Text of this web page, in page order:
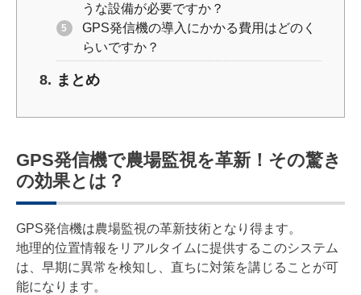
うな設備が必要ですか？
GPS発信機の導入にかかる費用はどのく
らいですか？
まとめ
GPS発信機で農場監視を革新！その驚き
の効果とは？
GPS発信機は農場監視の革新技術となり得ます。
地理的位置情報をリアルタイムに提供するこのシステム
は、早期に異常を検知し、直ちに対策を講じることが可
能になります。